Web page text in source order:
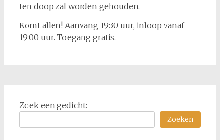
ten doop zal worden gehouden.
Komt allen! Aanvang 19:30 uur, inloop vanaf
19:00 uur. Toegang gratis.
Zoek een gedicht:
Zoeken